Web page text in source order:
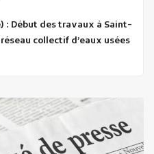
: Début des travaux à Saint-
collectif d’eaux usées